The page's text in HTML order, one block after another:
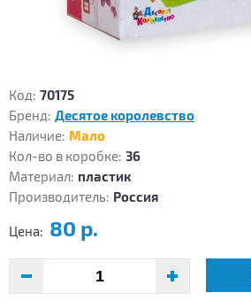
Код: 70175
Бренд: Десятое королевство
Наличие: Мало
Кол-во в коробке: 36
Материал: пластик
Производитель: Россия
Цена: 80 р.